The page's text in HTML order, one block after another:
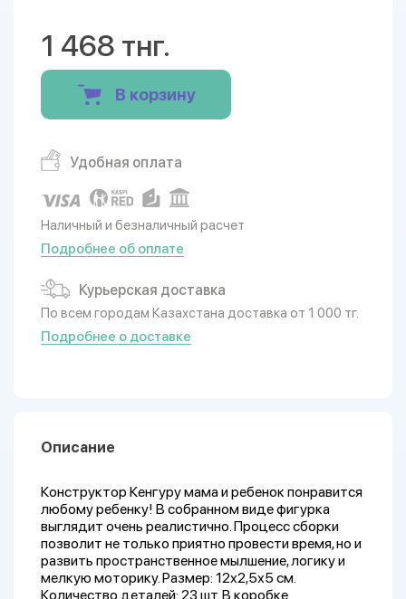
1 468 тнг.
В корзину
Удобная оплата
Наличный и безналичный расчет
Подробнее об оплате
Курьерская доставка
По всем городам Казахстана доставка от 1 000 тг.
Подробнее о доставке
Описание
Конструктор Кенгуру мама и ребенок понравится
любому ребенку! В собранном виде фигурка
выглядит очень реалистично. Процесс сборки
позволит не только приятно провести время, но и
развить пространственное мылшение, логику и
мелкую моторику. Размер: 12х2,5х5 см.
Количество деталей: 23 шт. В коробке.